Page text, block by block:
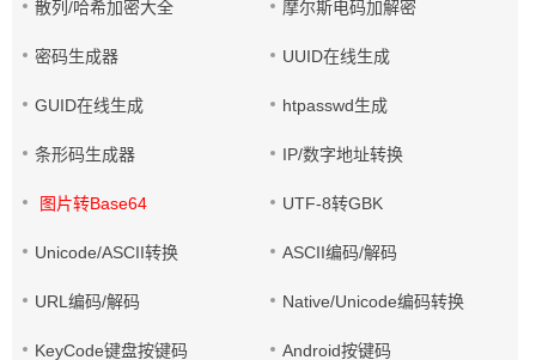
散列/哈希加密大全 摩尔斯电码加解密
密码生成器 UUID在线生成
GUID在线生成 htpasswd生成
条形码生成器 IP/数字地址转换
图片转Base64 UTF-8转GBK
Unicode/ASCII转换 ASCII编码/解码
URL编码/解码 Native/Unicode编码转换
KeyCode键盘按键码 Android按键码